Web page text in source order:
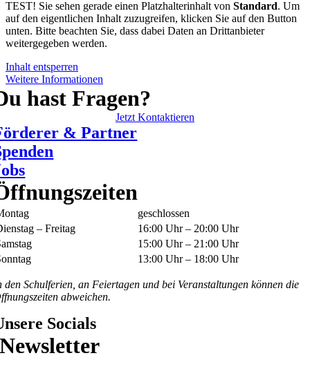
TEST! Sie sehen gerade einen Platzhalterinhalt von Standard. Um
auf den eigentlichen Inhalt zuzugreifen, klicken Sie auf den Button
unten. Bitte beachten Sie, dass dabei Daten an Drittanbieter
weitergegeben werden.
Inhalt entsperren
Weitere Informationen
hast Fragen?
Jetzt Kontaktieren
& Partner
geschlossen
– Freitag
16:00 Uhr – 20:00 Uhr
15:00 Uhr – 21:00 Uhr
13:00 Uhr – 18:00 Uhr
den Schulferien, an Feiertagen und bei Veranstaltungen können die
abweichen.
Socials
Newsletter